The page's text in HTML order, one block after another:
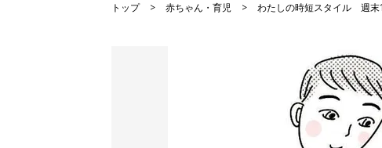
トップ 赤ちゃん・育児 わたしの時短スタイル 週末